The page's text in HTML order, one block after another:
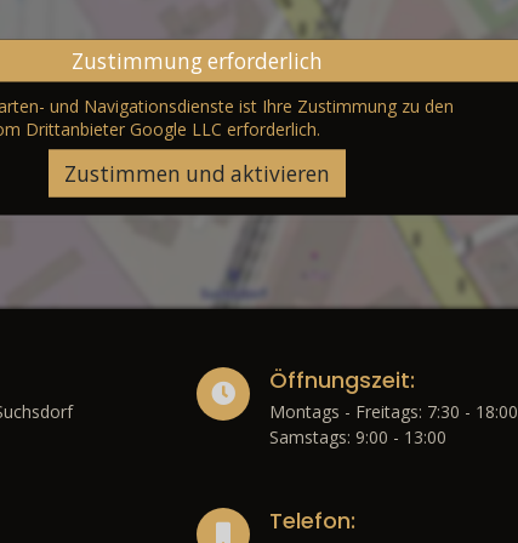
Zustimmung erforderlich
und Navigationsdienste ist Ihre Zustimmung zu den
Drittanbieter Google LLC erforderlich.
Zustimmen und aktivieren
Öffnungszeit:
Montags - Freitags: 7:30 - 18:00
Samstags: 9:00 - 13:00
Telefon: